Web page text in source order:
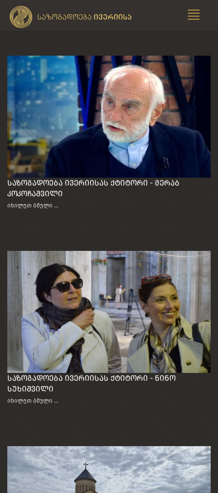
საზოგადოება ივერიისას ქტიტორი - მერაბ
კოკოჩაშვილი
იხილეთ ბმული ...
საზოგადოება ივერიისას ქტიტორი - ნინო
სუხიშვილი
იხილეთ ბმული ...